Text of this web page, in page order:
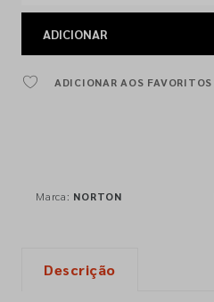
ADICIONAR
ADICIONAR AOS FAVORITOS
Marca: NORTON
Descrição